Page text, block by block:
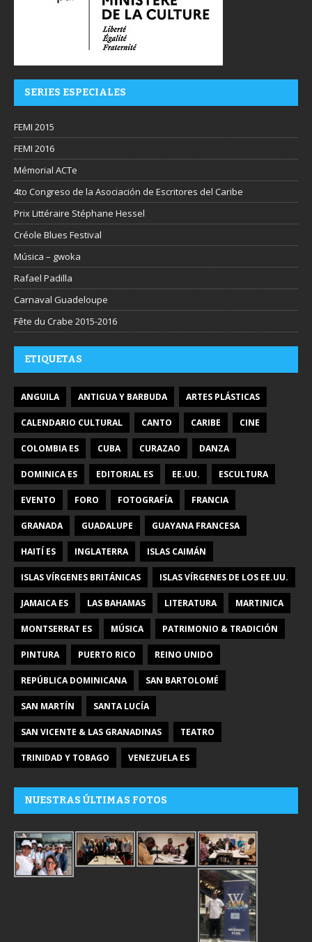
SERIES ESPECIALES
FEMI 2015
FEMI 2016
Mémorial ACTe
4to Congreso de la Asociación de Escritores del Caribe
Prix Littéraire Stéphane Hessel
Créole Blues Festival
Música – gwoka
Rafael Padilla
Carnaval Guadeloupe
Fête du Crabe 2015-2016
ETIQUETAS
ANGUILA ANTIGUA Y BARBUDA ARTES PLÁSTICAS
CALENDARIO CULTURAL CANTO CARIBE CINE
COLOMBIA ES CUBA CURAZAO DANZA
DOMINICA ES EDITORIAL ES EE.UU. ESCULTURA
EVENTO FORO FOTOGRAFÍA FRANCIA
GRANADA GUADALUPE GUAYANA FRANCESA
HAITÍ ES INGLATERRA ISLAS CAIMÁN
ISLAS VÍRGENES BRITÁNICAS ISLAS VÍRGENES DE LOS EE.UU.
JAMAICA ES LAS BAHAMAS LITERATURA MARTINICA
MONTSERRAT ES MÚSICA PATRIMONIO & TRADICIÓN
PINTURA PUERTO RICO REINO UNIDO
REPÚBLICA DOMINICANA SAN BARTOLOMÉ
SAN MARTÍN SANTA LUCÍA
SAN VICENTE & LAS GRANADINAS TEATRO
TRINIDAD Y TOBAGO VENEZUELA ES
NUESTRAS ÚLTIMAS FOTOS